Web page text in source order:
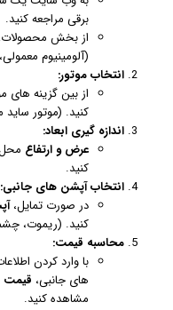
برقی مراجعه کنید.
از بخش
(آلومینیوم
انتخاب موتور:
از بین گزینه های
کنید. (موتور ساید
اندازه گیری ابعاد:
عرض و ارتفاع
کنید.
انتخاب آپشن های جانبی:
در صورت تمایل،
کنید. (ریموت،
محاسبه قیمت:
با وارد کردن
های جانبی، قیمت
مشاهده کنید.